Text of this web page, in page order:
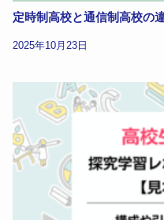
定時制高校と通信制高校の
2025年10月23日